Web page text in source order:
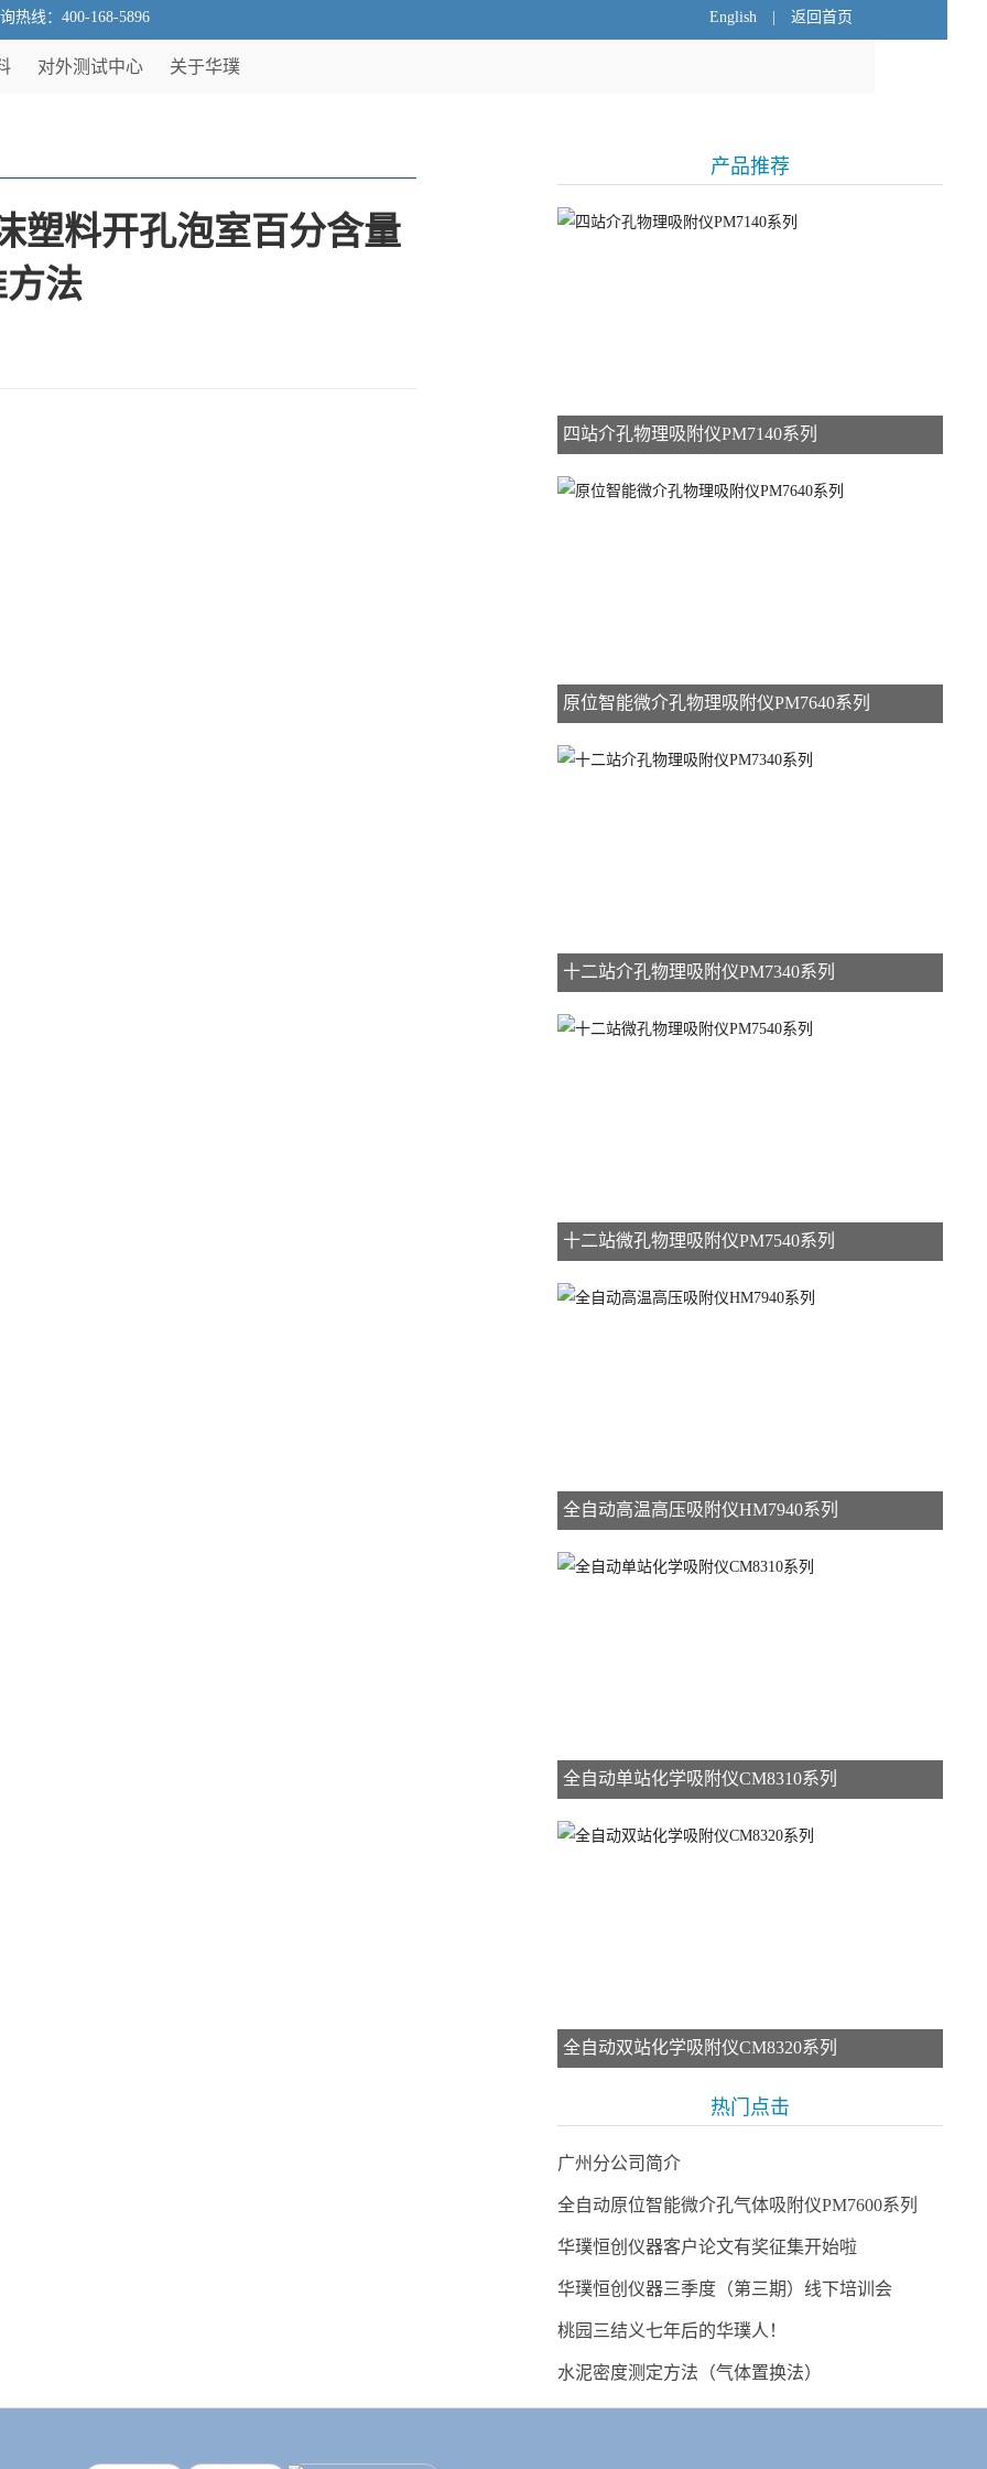
热线：400-168-5896 返回首页
English
对外测试中心 关于华璞
塑料开孔泡室百分含量
法
产品推荐
四站介孔物理吸附仪PM7140系列
原位智能微介孔物理吸附仪PM7640系列
十二站介孔物理吸附仪PM7340系列
十二站微孔物理吸附仪PM7540系列
全自动高温高压吸附仪HM7940系列
全自动单站化学吸附仪CM8310系列
全自动双站化学吸附仪CM8320系列
热门点击
广州分公司简介
全自动原位智能微介孔气体吸附仪PM7600系列
华璞恒创仪器客户论文有奖征集开始啦
华璞恒创仪器三季度（第三期）线下培训会
桃园三结义七年后的华璞人！
水泥密度测定方法（气体置换法）